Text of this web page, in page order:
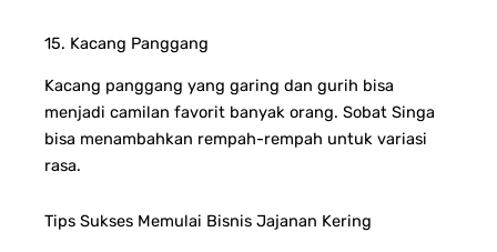
15. Kacang Panggang
Kacang panggang yang garing dan gurih bisa
menjadi camilan favorit banyak orang. Sobat Singa
bisa menambahkan rempah-rempah untuk variasi
rasa.
Tips Sukses Memulai Bisnis Jajanan Kering